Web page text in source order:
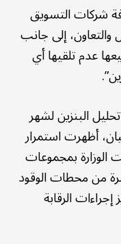
شركات التسويق
والتعاون، إلى جانب
عدم تلقيها أي
البنزين لشهر
أظهرت استمرار
بمجموعات
من محطات الوقود
الرقابة